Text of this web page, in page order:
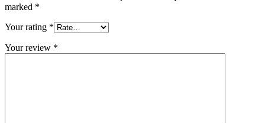
marked *
Your rating *
Your review *